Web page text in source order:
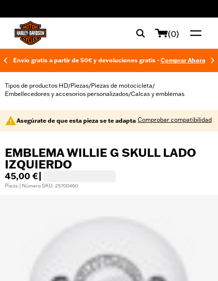
(0)
Envío gratis a partir de 50€ y devoluciones gratis - Comprar Ahora
Tipos de productos HD/Piezas/Piezas de motocicleta/
Embellecedores y accesorios personalizados/Calcas y emblemas
Asegúrate de que esta pieza se te adapta Comprobar compatibilidad
EMBLEMA WILLIE G SKULL LADO
IZQUIERDO
45,00 €
Pieza | Número SKU: 25700460